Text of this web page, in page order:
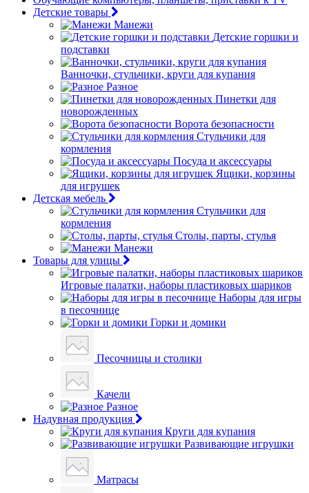
Детские товары
Манежи
Детские горшки и
подставки
Ванночки, стульчики, круги для купания
Разное
Пинетки для
новорожденных
Ворота безопасности
Стульчики для
кормления
Посуда и аксессуары
Ящики, корзины
для игрушек
Детская мебель
Стульчики для
кормления
Столы, парты, стулья
Манежи
Товары для улицы
Игровые палатки, наборы пластиковых шариков
Наборы для игры
в песочнице
Горки и домики
Песочницы и столики
Качели
Разное
Надувная продукция
Круги для купания
Развивающие игрушки
Матрасы